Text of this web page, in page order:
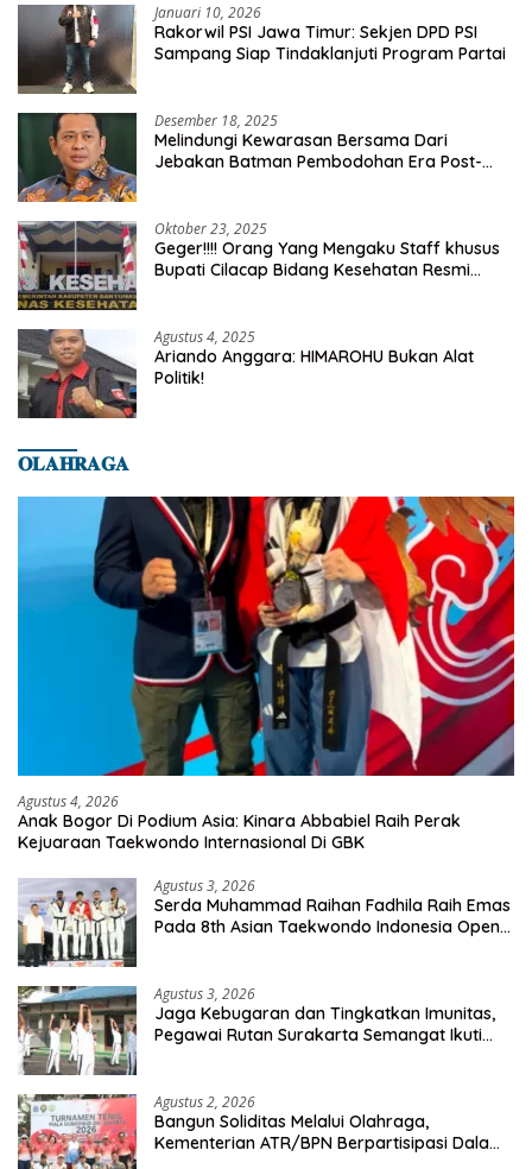
Januari 10, 2026
Rakorwil PSI Jawa Timur: Sekjen DPD PSI
Sampang Siap Tindaklanjuti Program Partai
Desember 18, 2025
Melindungi Kewarasan Bersama Dari
Jebakan Batman Pembodohan Era Post-
Oktober 23, 2025
Geger!!!! Orang Yang Mengaku Staff khusus
Bupati Cilacap Bidang Kesehatan Resmi
Agustus 4, 2025
Ariando Anggara: HIMAROHU Bukan Alat
Politik!
𝐎𝐋𝐀𝐇𝐑𝐀𝐆𝐀
Agustus 4, 2026
Anak Bogor Di Podium Asia: Kinara Abbabiel Raih Perak
Kejuaraan Taekwondo Internasional Di GBK
Agustus 3, 2026
Serda Muhammad Raihan Fadhila Raih Emas
Pada 8th Asian Taekwondo Indonesia Open
Agustus 3, 2026
Jaga Kebugaran dan Tingkatkan Imunitas,
Pegawai Rutan Surakarta Semangat Ikuti
Agustus 2, 2026
Bangun Soliditas Melalui Olahraga,
Kementerian ATR/BPN Berpartisipasi Dalam